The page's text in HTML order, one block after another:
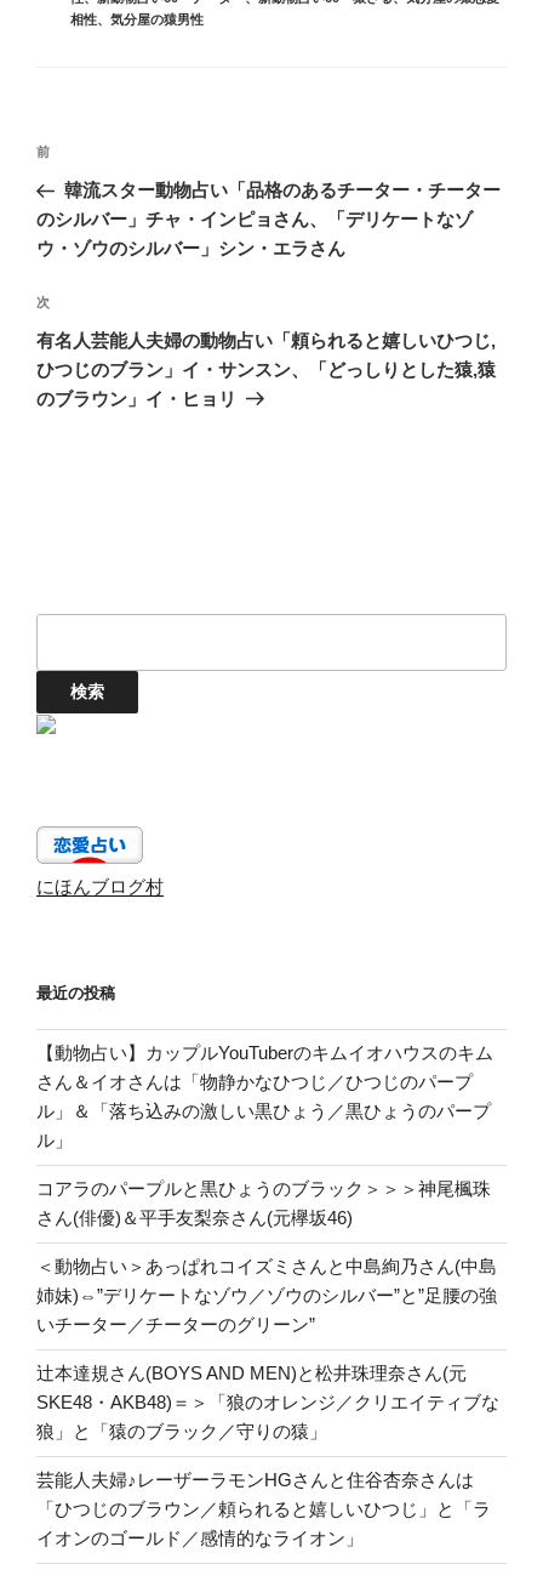
ー
相性、 気分屋の猿男性
投
ナ
ビ
ー
シ
ョ
ン
前
の
投
稿
前
韓流スター動物占い「品格のあるチーター・チーター
のシルバー」チャ・インピョさん、「デリケートなゾ
ウ・ゾウのシルバー」シン・エラさん
次
の
投
稿
次
有名人芸能人夫婦の動物占い「頼られると嬉しいひつじ,
ひつじのブラン」イ・サンスン、「どっしりとした猿,猿
のブラウン」イ・ヒョリ
にほんブログ村
最近の投稿
【動物占い】カップルYouTuberのキムイオハウスのキム
さん＆イオさんは「物静かなひつじ／ひつじのパープ
ル」＆「落ち込みの激しい黒ひょう／黒ひょうのパープ
ル」
コアラのパープルと黒ひょうのブラック＞＞＞神尾楓珠
さん(俳優)＆平手友梨奈さん(元欅坂46)
＜動物占い＞あっぱれコイズミさんと中島絢乃さん(中島
姉妹)⇔”デリケートなゾウ／ゾウのシルバー”と”足腰の強
いチーター／チーターのグリーン”
辻本達規さん(BOYS AND MEN)と松井珠理奈さん(元
SKE48・AKB48)＝＞「狼のオレンジ／クリエイティブな
狼」と「猿のブラック／守りの猿」
芸能人夫婦♪レーザーラモンHGさんと住谷杏奈さんは
「ひつじのブラウン／頼られると嬉しいひつじ」と「ラ
イオンのゴールド／感情的なライオン」